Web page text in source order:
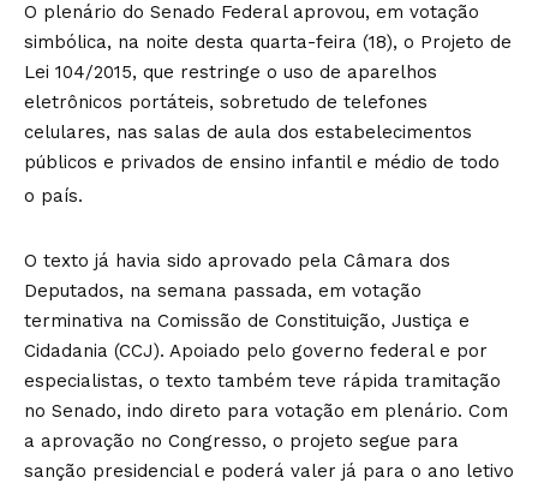
O plenário do Senado Federal aprovou, em votação
simbólica, na noite desta quarta-feira (18), o Projeto de
Lei 104/2015, que restringe o uso de aparelhos
eletrônicos portáteis, sobretudo de telefones
celulares, nas salas de aula dos estabelecimentos
públicos e privados de ensino infantil e médio de todo
o país.
O texto já havia sido aprovado pela Câmara dos
Deputados, na semana passada, em votação
terminativa na Comissão de Constituição, Justiça e
Cidadania (CCJ). Apoiado pelo governo federal e por
especialistas, o texto também teve rápida tramitação
no Senado, indo direto para votação em plenário. Com
a aprovação no Congresso, o projeto segue para
sanção presidencial e poderá valer já para o ano letivo